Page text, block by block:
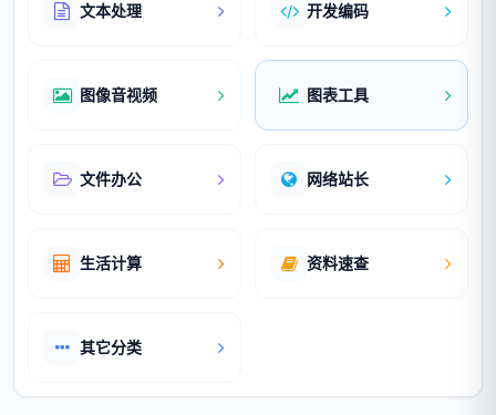
文本处理 开发编码
图像音视频 图表工具
文件办公 网络站长
生活计算 资料速查
其它分类